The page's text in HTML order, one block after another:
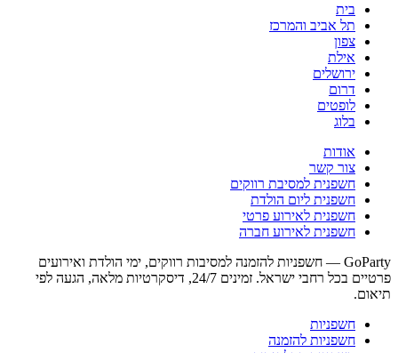
בית
תל אביב והמרכז
צפון
אילת
ירושלים
דרום
לופטים
בלוג
אודות
צור קשר
חשפנית למסיבת רווקים
חשפנית ליום הולדת
חשפנית לאירוע פרטי
חשפנית לאירוע חברה
GoParty — חשפניות להזמנה למסיבות רווקים, ימי הולדת ואירועים
פרטיים בכל רחבי ישראל. זמינים 24/7, דיסקרטיות מלאה, הגעה לפי
תיאום.
חשפניות
חשפניות להזמנה